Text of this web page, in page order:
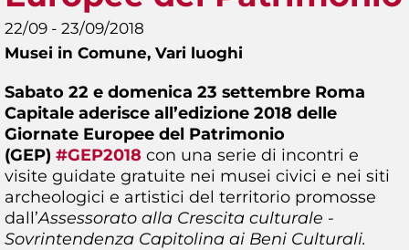
22/09 - 23/09/2018
Musei in Comune, Vari luoghi
Sabato 22 e domenica 23 settembre Roma
Capitale aderisce all’edizione 2018 delle
Giornate Europee del Patrimonio
(GEP) #GEP2018 con una serie di incontri e
visite guidate gratuite nei musei civici e nei siti
archeologici e artistici del territorio promosse
dall’Assessorato alla Crescita culturale -
Sovrintendenza Capitolina ai Beni Culturali.